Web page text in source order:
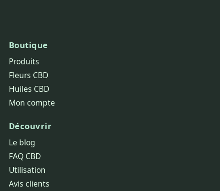
Boutique
Produits
Fleurs CBD
Huiles CBD
Mon compte
Découvrir
Le blog
FAQ CBD
Utilisation
Avis clients